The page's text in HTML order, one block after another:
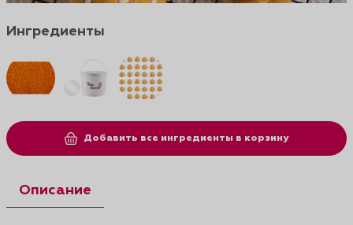
Ингредиенты
Добавить все ингредиенты в корзину
Описание